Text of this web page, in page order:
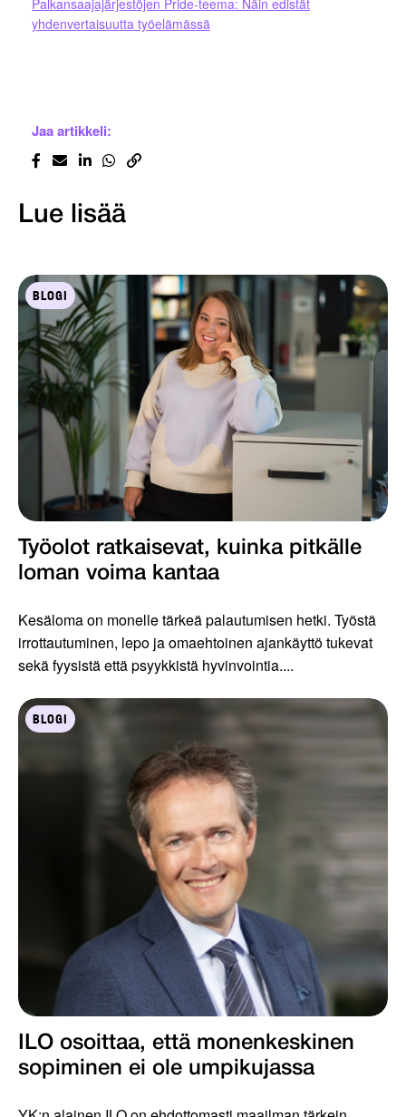
Palkansaajajärjestöjen Pride-teema: Näin edistät
yhdenvertaisuutta työelämässä
Jaa artikkeli:
Lue lisää
BLOGI
Työolot ratkaisevat, kuinka pitkälle
loman voima kantaa
Kesäloma on monelle tärkeä palautumisen hetki. Työstä
irrottautuminen, lepo ja omaehtoinen ajankäyttö tukevat
sekä fyysistä että psyykkistä hyvinvointia....
BLOGI
ILO osoittaa, että monenkeskinen
sopiminen ei ole umpikujassa